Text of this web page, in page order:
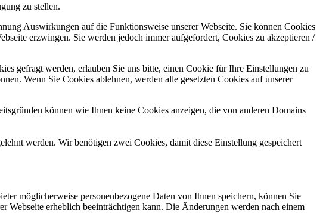
zu stellen.
Auswirkungen auf die Funktionsweise unserer Webseite. Sie können Cookies
erzwingen. Sie werden jedoch immer aufgefordert, Cookies zu akzeptieren /
gefragt werden, erlauben Sie uns bitte, einen Cookie für Ihre Einstellungen zu
Wenn Sie Cookies ablehnen, werden alle gesetzten Cookies auf unserer
können wie Ihnen keine Cookies anzeigen, die von anderen Domains
werden. Wir benötigen zwei Cookies, damit diese Einstellung gespeichert
möglicherweise personenbezogene Daten von Ihnen speichern, können Sie
Webseite erheblich beeinträchtigen kann. Die Änderungen werden nach einem